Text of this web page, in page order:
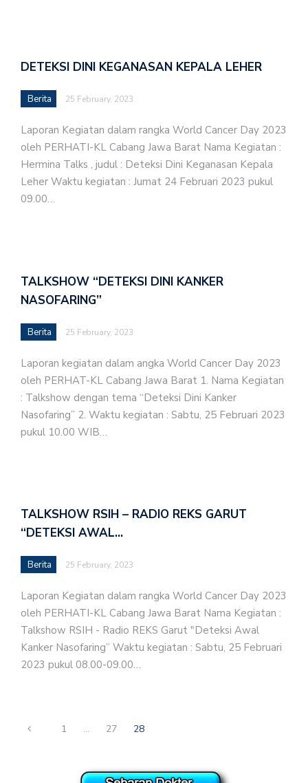
DETEKSI DINI KEGANASAN KEPALA LEHER
Berita 25 February, 2023
Laporan Kegiatan dalam rangka World Cancer Day 2023
oleh PERHATI-KL Cabang Jawa Barat Nama Kegiatan :
Hermina Talks , judul : Deteksi Dini Keganasan Kepala
Leher Waktu kegiatan : Jumat 24 Februari 2023 pukul
09.00…
TALKSHOW “DETEKSI DINI KANKER
NASOFARING”
Berita 25 February, 2023
Laporan kegiatan dalam angka World Cancer Day 2023
oleh PERHAT-KL Cabang Jawa Barat 1. Nama Kegiatan
: Talkshow dengan tema “Deteksi Dini Kanker
Nasofaring” 2. Waktu kegiatan : Sabtu, 25 Februari 2023
pukul 10.00 WIB…
TALKSHOW RSIH – RADIO REKS GARUT
“DETEKSI AWAL…
Berita 25 February, 2023
Laporan Kegiatan dalam rangka World Cancer Day 2023
oleh PERHATI-KL Cabang Jawa Barat Nama Kegiatan :
Talkshow RSIH - Radio REKS Garut "Deteksi Awal
Kanker Nasofaring” Waktu kegiatan : Sabtu, 25 Februari
2023 pukul 08.00-09.00…
1 … 27 28